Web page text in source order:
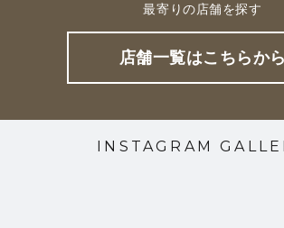
最寄りの店舗を探す
店舗一覧はこちらから
INSTAGRAM